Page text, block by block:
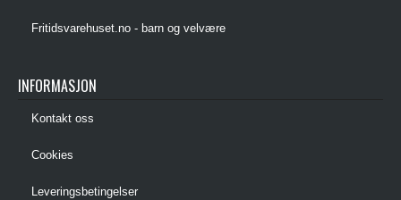
Fritidsvarehuset.no - barn og velvære
INFORMASJON
Kontakt oss
Cookies
Leveringsbetingelser